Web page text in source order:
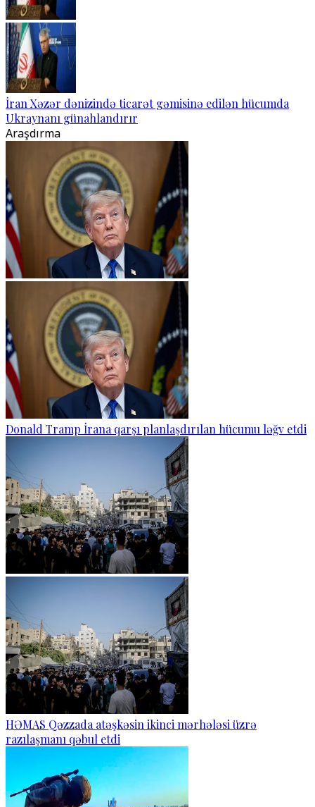
İran Xəzər dənizində ticarət gəmisinə edilən hücumda
Ukraynanı günahlandırır
Araşdırma
Donald Tramp İrana qarşı planlaşdırılan hücumu ləğv etdi
HƏMAS Qəzzada atəşkəsin ikinci mərhələsi üzrə
razılaşmanı qəbul etdi